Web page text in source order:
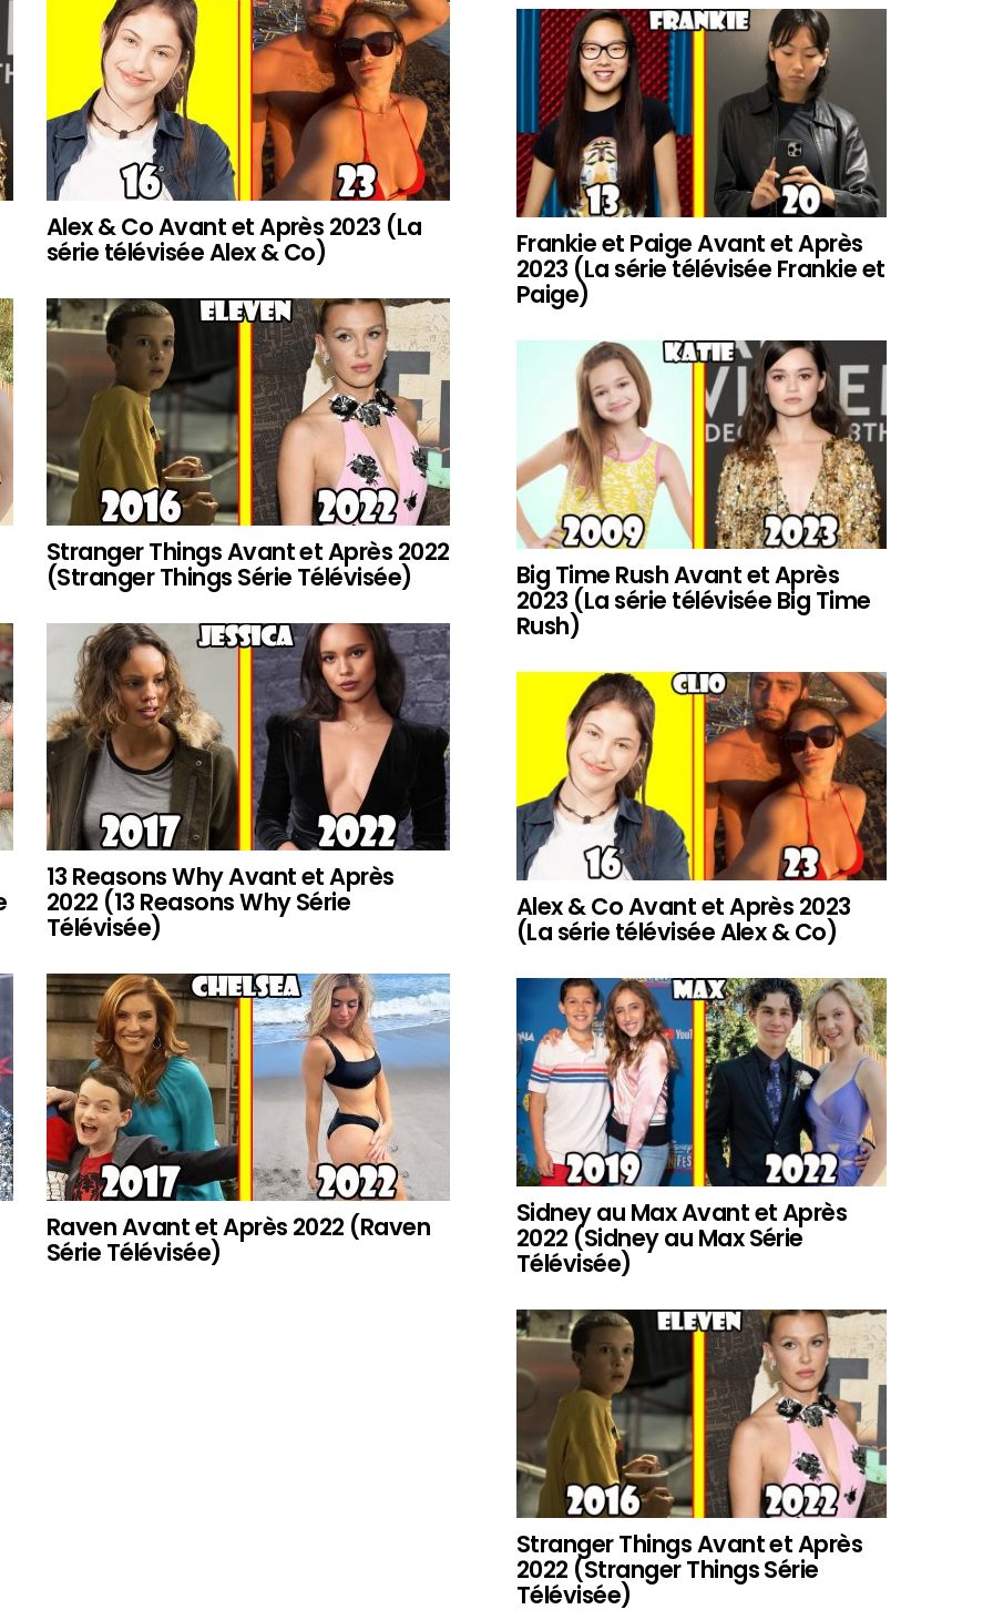
Alex & Co Avant et Après 2023 (La
série télévisée Alex & Co)
Stranger Things Avant et Après 2022
(Stranger Things Série Télévisée)
13 Reasons Why Avant et Après
2022 (13 Reasons Why Série
Télévisée)
Raven Avant et Après 2022 (Raven
Série Télévisée)
Frankie et Paige Avant et Après
2023 (La série télévisée Frankie et
Paige)
Big Time Rush Avant et Après
2023 (La série télévisée Big Time
Rush)
Alex & Co Avant et Après 2023
(La série télévisée Alex & Co)
Sidney au Max Avant et Après
2022 (Sidney au Max Série
Télévisée)
Stranger Things Avant et Après
2022 (Stranger Things Série
Télévisée)